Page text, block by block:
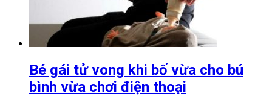
Bé gái tử vong khi bố vừa cho bú
bình vừa chơi điện thoại